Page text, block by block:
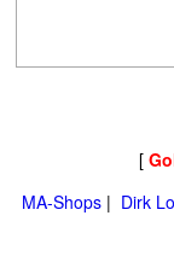
[
MA-Shops | Dirk